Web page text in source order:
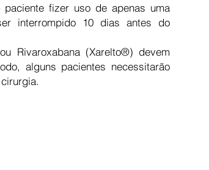
fizer uso de apenas uma
interrompido 10 dias antes do
Rivaroxabana (Xarelto®) devem
alguns pacientes necessitarão